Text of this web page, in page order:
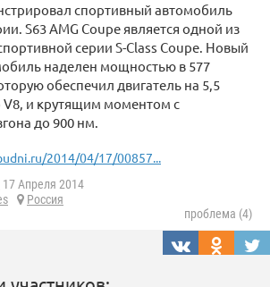
спортивный автомобиль
S63 AMG Coupe является одной из
серии S-Class Coupe. Новый
наделен мощностью в 577
обеспечил двигатель на 5,5
V8, и крутящим моментом с
до 900 нм.
2014/04/17/00857...
17 Апреля 2014
Россия
проблема (4)